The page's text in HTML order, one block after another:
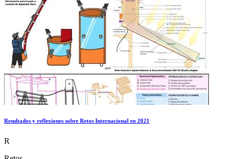
Resultados y reflexiones sobre Retos Internacional en 2021
R